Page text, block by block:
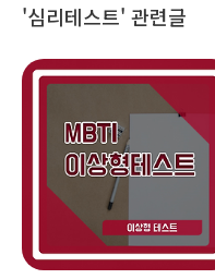
'심리테스트' 관련글